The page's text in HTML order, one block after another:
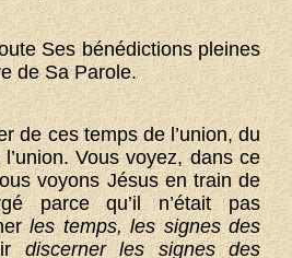
Ses bénédictions pleines
de Sa Parole.
de ces temps de l’union, du
Vous voyez, dans ce
voyons Jésus en train de
parce qu’il n’était pas
les temps, les signes des
discerner les signes des